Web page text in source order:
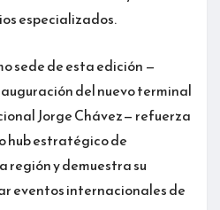
especializados.
sede de esta edición —
del nuevo terminal
Jorge Chávez— refuerza
hub estratégico de
región y demuestra su
eventos internacionales de